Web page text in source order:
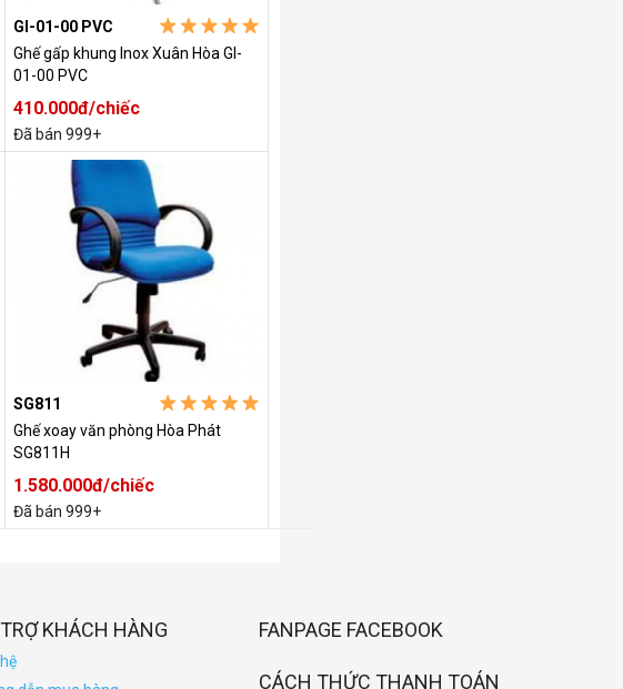
GI-01-00 PVC
Ghế gấp khung Inox Xuân Hòa GI-
01-00 PVC
410.000đ/chiếc
Đã bán 999+
SG811
Ghế xoay văn phòng Hòa Phát
SG811H
1.580.000đ/chiếc
Đã bán 999+
KHÁCH HÀNG FANPAGE FACEBOOK
CÁCH THỨC THANH TOÁN